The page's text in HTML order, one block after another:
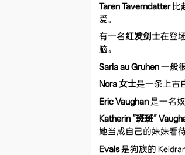
Taren Taverndatter比
爱。
有一名红发剑士在登
脑。
Saria au Gruhen一般
Nora 女士是一条上古
Eric Vaughan是一名
Katherin “斑斑”
她当成自己的妹妹看
Evals是狗族的